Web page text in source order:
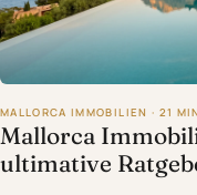
MALLORCA IMMOBILIEN · 21 MIN
Mallorca
ultimative